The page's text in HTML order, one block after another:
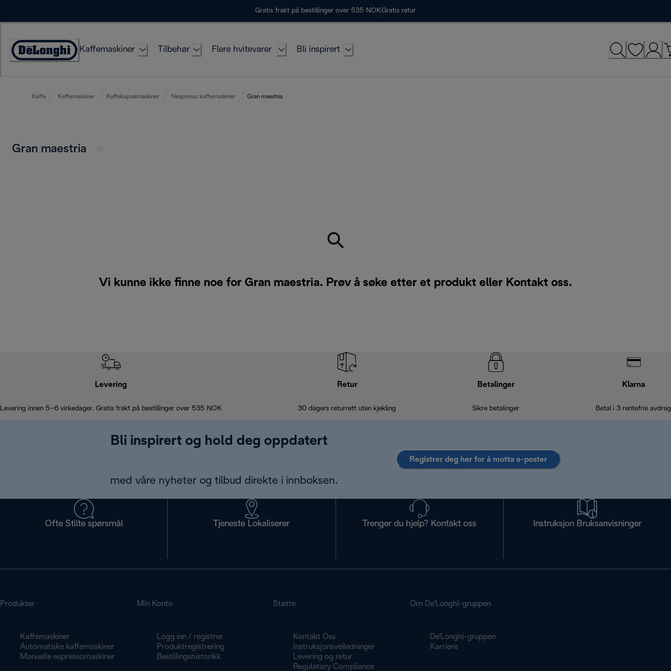
Gratis frakt på bestillinger over 535 NOKGratis retur
Accessibility
Kaffemaskiner Tilbehør Flere hvitevarer Bli inspirert
Kaffe Kaffemaskiner Kaffekapselmaskiner Nespresso kaffemaskiner Gran maestria
Gran maestria
Vi kunne ikke finne noe for Gran maestria. Prøv å søke etter et produkt eller Kontakt oss.
Levering
Levering innen 5–6 virkedager. Gratis frakt på bestillinger over 535 NOK
Retur
30 dagers returrett uten kjekling
Betalinger
Sikre betalinger
Klarna
Betal i 3 rentefrie avdrag
Bli inspirert og hold deg oppdatert
med våre nyheter og tilbud direkte i innboksen.
Registrer deg her for å motta e-poster
Ofte Stilte spørsmål Tjeneste Lokaliserer Trenger du hjelp? Kontakt oss Instruksjon Bruksanvisninger
Produkter
Kaffemaskiner
Automatiske kaffemaskiner
Manuelle espressomaskiner
Min Konto
Logg inn / registrer
Produktregistrering
Bestillingshistorikk
Støtte
Kontakt Oss
Instruksjonsveiledninger
Levering og retur
Regulatory Compliance
Om De'Longhi-gruppen
De'Longhi-gruppen
Karriere